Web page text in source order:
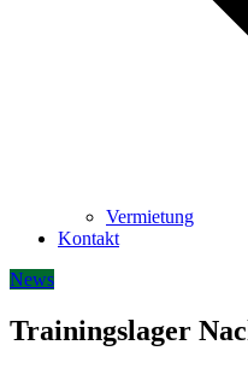
Vermietung
Kontakt
News
Trainingslager